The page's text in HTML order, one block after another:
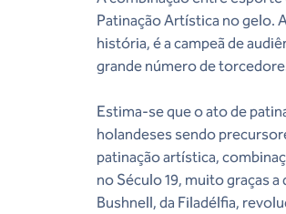
Patinação Artística no gelo.
história, é a campeã de
grande número de
Estima-se que o ato de
holandeses sendo
patinação artística,
no Século 19, muito graças
Bushnell, da Filadélfia,